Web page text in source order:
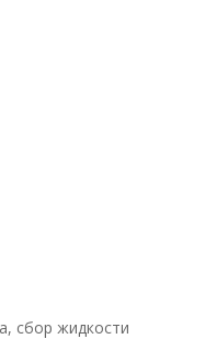
сбор жидкости